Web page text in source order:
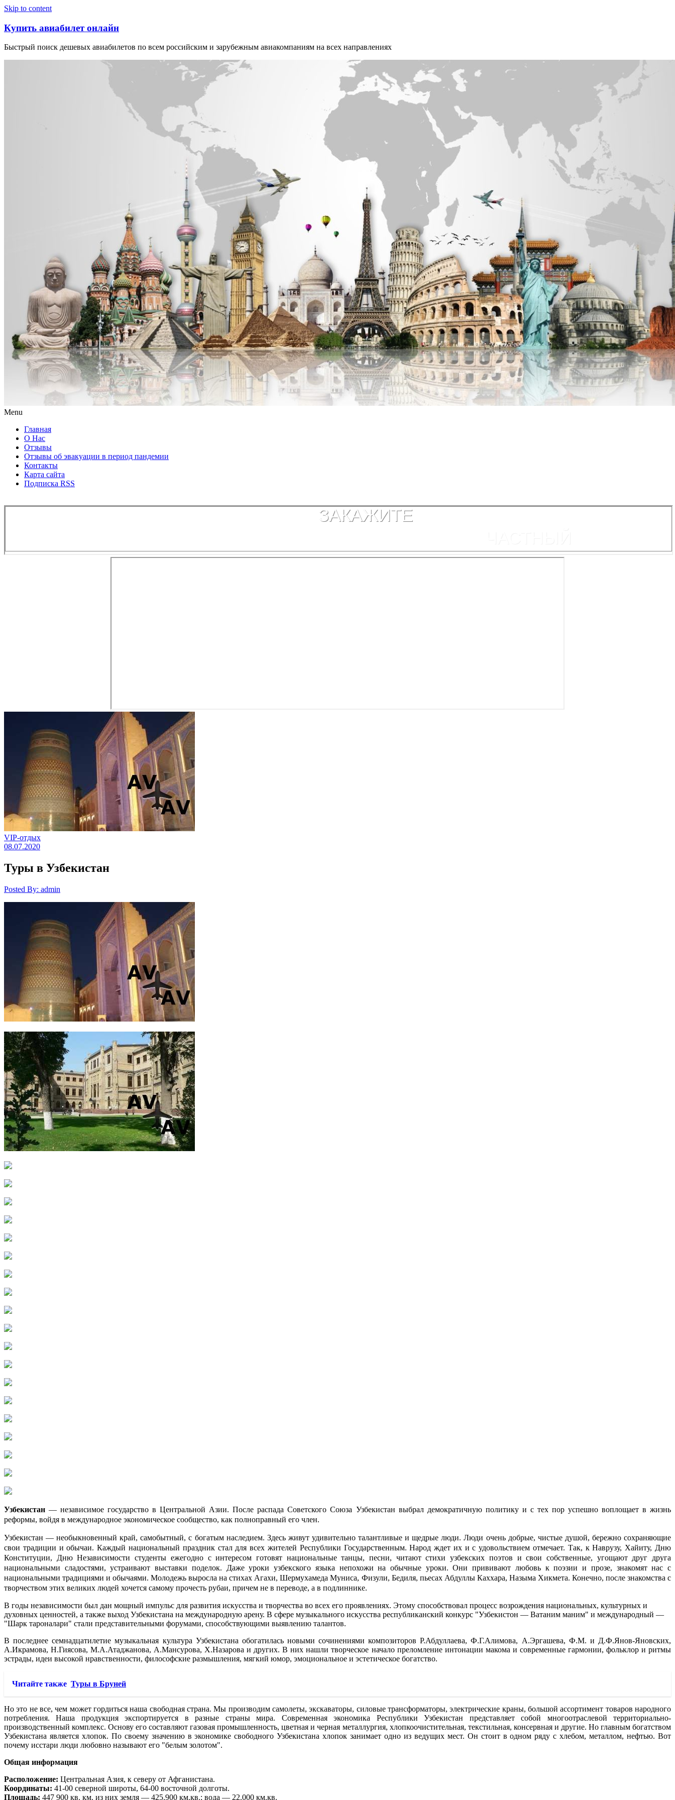
Skip to content
Купить авиабилет онлайн
Быстрый поиск дешевых авиабилетов по всем российским и зарубежным авиакомпаниям на всех направлениях
Menu
Главная
О Нас
Отзывы
Отзывы об эвакуации в период пандемии
Контакты
Карта сайта
Подписка RSS
VIP-отдых
08.07.2020
Туры в Узбекистан
Posted By: admin
Узбекистан — независимое государство в Центральной Азии. После распада Советского Союза Узбекистан выбрал демократичную политику и с тех пор успешно воплощает в жизнь
реформы, войдя в международное экономическое сообщество, как полноправный его член.
Узбекистан — необыкновенный край, самобытный, с богатым наследием. Здесь живут удивительно талантливые и щедрые люди. Люди очень добрые, чистые душой, бережно сохраняющие
свои традиции и обычаи. Каждый национальный праздник стал для всех жителей Республики Государственным. Народ ждет их и с удовольствием отмечает. Так, к Наврузу, Хайиту, Дню
Конституции, Дню Независимости студенты ежегодно с интересом готовят национальные танцы, песни, читают стихи узбекских поэтов и свои собственные, угощают друг друга
национальными сладостями, устраивают выставки поделок. Даже уроки узбекского языка непохожи на обычные уроки. Они прививают любовь к поэзии и прозе, знакомят нас с
национальными традициями и обычаями. Молодежь выросла на стихах Агахи, Шермухамеда Муниса, Физули, Бедиля, пьесах Абдуллы Каххара, Назыма Хикмета. Конечно, после знакомства с
творчеством этих великих людей хочется самому прочесть рубаи, причем не в переводе, а в подлиннике.
В годы независимости был дан мощный импульс для развития искусства и творчества во всех его проявлениях. Этому способствовал процесс возрождения национальных, культурных и
духовных ценностей, а также выход Узбекистана на международную арену. В сфере музыкального искусства республиканский конкурс "Узбекистон — Ватаним маним" и международный —
"Шарк тароналари" стали представительными форумами, способствующими выявлению талантов.
В последнее семнадцатилетие музыкальная культура Узбекистана обогатилась новыми сочинениями композиторов Р.Абдуллаева, Ф.Г.Алимова, А.Эргашева, Ф.М. и Д.Ф.Янов-Яновских,
А.Икрамова, Н.Гиясова, М.А.Атаджанова, А.Мансурова, Х.Назарова и других. В них нашли творческое начало преломление интонации макома и современные гармонии, фольклор и ритмы
эстрады, идеи высокой нравственности, философские размышления, мягкий юмор, эмоциональное и эстетическое богатство.
Читайте также Туры в Бруней
Но это не все, чем может гордиться наша свободная страна. Мы производим самолеты, экскаваторы, силовые трансформаторы, электрические краны, большой ассортимент товаров народного
потребления. Наша продукция экспортируется в разные страны мира. Современная экономика Республики Узбекистан представляет собой многоотраслевой территориально-
производственный комплекс. Основу его составляют газовая промышленность, цветная и черная металлургия, хлопкоочистительная, текстильная, консервная и другие. Но главным богатством
Узбекистана является хлопок. По своему значению в экономике свободного Узбекистана хлопок занимает одно из ведущих мест. Он стоит в одном ряду с хлебом, металлом, нефтью. Вот
почему исстари люди любовно называют его "белым золотом".
Общая информация
Расположение: Центральная Азия, к северу от Афганистана.
Координаты: 41-00 северной широты, 64-00 восточной долготы.
Площадь: 447 900 кв. км. из них земля — 425.900 км.кв.; вода — 22.000 км.кв.